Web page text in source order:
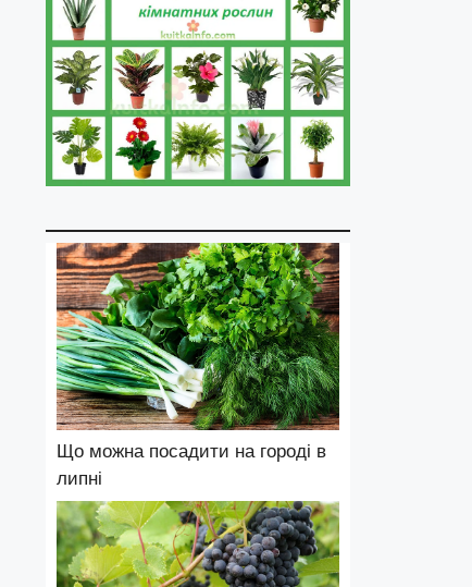
Що можна посадити на городі в
липні